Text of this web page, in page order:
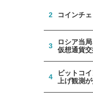
2 コインチ
3
ロシア当
仮想通貨
4
ビットコ
上げ観測